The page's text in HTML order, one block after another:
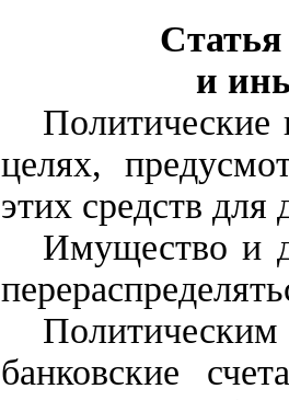
и
Политические
целях,
этих средств для
Имущество и
банковские